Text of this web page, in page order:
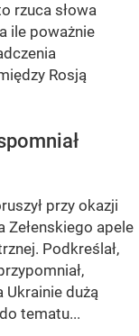
rzuca słowa
ile poważnie
Rosją
przy okazji
Zełenskiego apele
Podkreślał,
Ukrainie dużą
tematu...